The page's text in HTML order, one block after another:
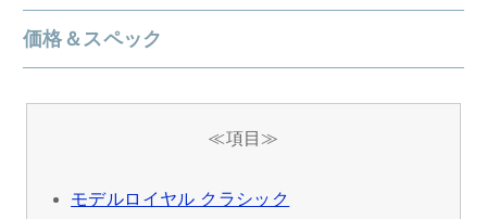
価格＆スペック
≪項目≫
モデルロイヤル クラシック